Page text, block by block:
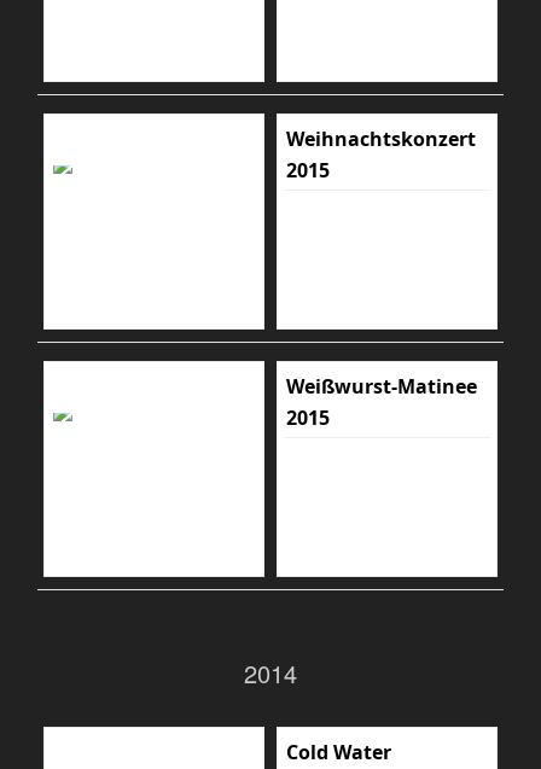
Weihnachtskonzert
2015
Weißwurst-Matinee
2015
2014
Cold Water